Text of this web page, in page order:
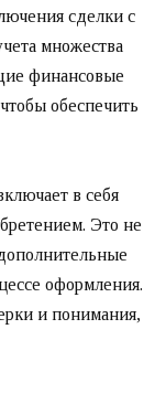
сделки с
множества
финансовые
обеспечить
в себя
Это не
оформления.
и понимания,